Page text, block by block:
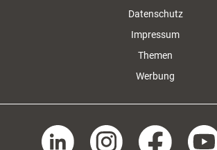
Datenschutz
Impressum
Themen
Werbung